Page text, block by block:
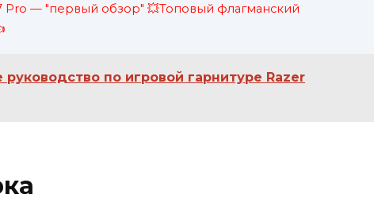
Pro — "первый обзор" 💥Топовый флагманский
руководство по игровой гарнитуре Razer